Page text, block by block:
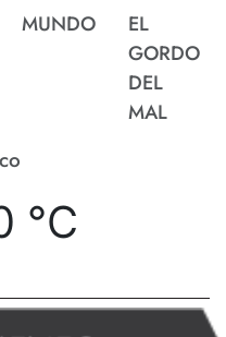
MUNDO
EL
GORDO
DEL
MAL
°C